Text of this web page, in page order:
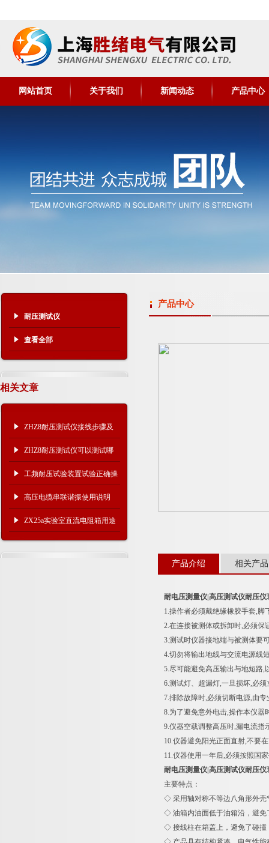
网站首页 关于我们 新闻动态 产品中心
耐压测试仪
查看全部
相关文章
ZHZ8耐压测试仪接线步骤及
注意事项
ZHZ8耐压测试仪可以测试哪
些设备？
工频耐压试验装置试验正确操
作步骤
高压电缆串联谐振使用说明
ZX25a实验室直流电阻箱用途
产品中心
产品介绍 相关产品
耐电压测量仪|高压测试仪耐压仪
1.操作者必须戴绝缘橡胶手套,脚
2.在连接被测体或拆卸时,必须
3.测试时仪器接地端与被测体要
4.切勿将输出地线与交流电源线
5.尽可能避免高压输出与地短路,
6.测试灯、超漏灯,一旦损坏,必
7.排除故障时,必须切断电源,由
8.为了避免意外电击,操作本仪器
9.仪器空载调整高压时,漏电流指
10.仪器避免阳光正面直射,不要
11.仪器使用一年后,必须按照国
耐电压测量仪|高压测试仪耐压仪
主要特点：
◇ 采用轴对称不等边八角形外壳
◇ 油箱内油面低于油箱沿，避免
◇ 接线柱在箱盖上，避免了碰撞